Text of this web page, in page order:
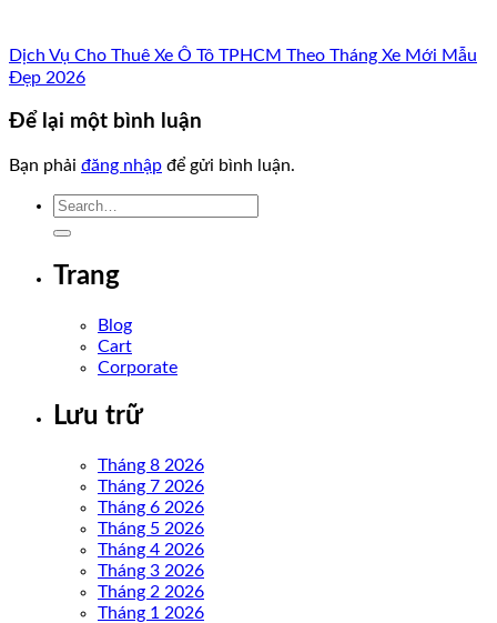
Dịch Vụ Cho Thuê Xe Ô Tô TPHCM Theo Tháng Xe Mới Mẫu
Đẹp 2026
Để lại một bình luận
Bạn phải đăng nhập để gửi bình luận.
Trang
Blog
Cart
Corporate
Lưu trữ
Tháng 8 2026
Tháng 7 2026
Tháng 6 2026
Tháng 5 2026
Tháng 4 2026
Tháng 3 2026
Tháng 2 2026
Tháng 1 2026